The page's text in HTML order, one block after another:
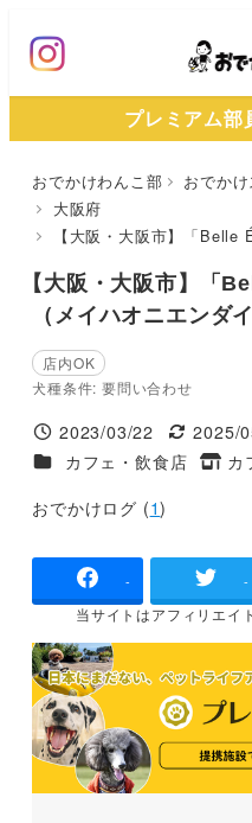
ン
プレミアム部
おでかけわんこ部 おでか
大阪府
【大阪・大阪市】「Belle
【大阪・大阪市】「
（メイハオニエンダイ
店内OK
犬種条件: 要問い合わせ
投稿日
2023/03/22
更新日
2025/
施設ジャンル
カフェ・飲食店
タグ
カ
おでかけログ (1)
- -
当サイトはアフィリエイ